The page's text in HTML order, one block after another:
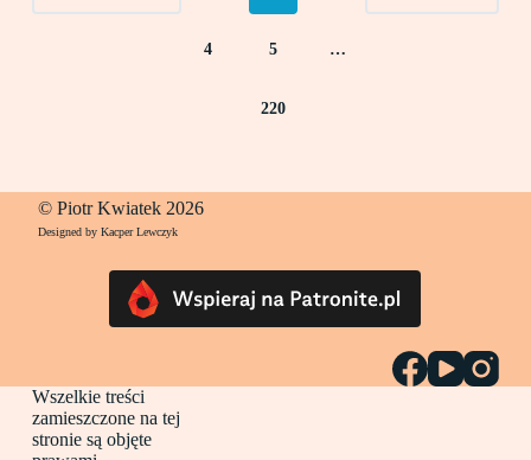
4 5 …
220
© Piotr Kwiatek 2026
Designed by Kacper Lewczyk
Wszelkie treści
zamieszczone na tej
stronie są objęte